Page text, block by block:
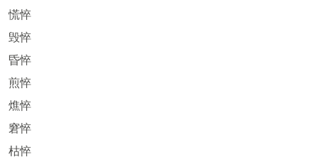
慌悴
毁悴
昏悴
煎悴
燋悴
窘悴
枯悴